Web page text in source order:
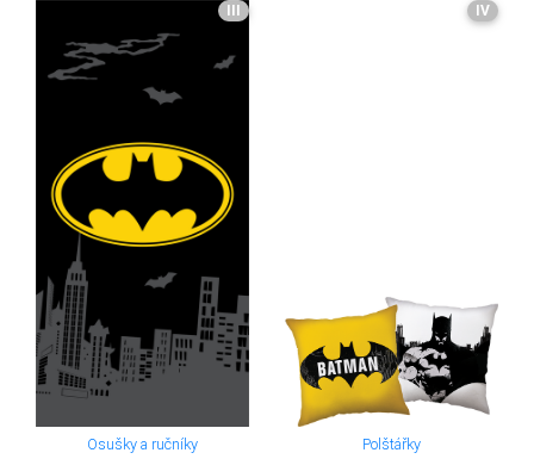
III
Osušky a ručníky
IV
Polštářky